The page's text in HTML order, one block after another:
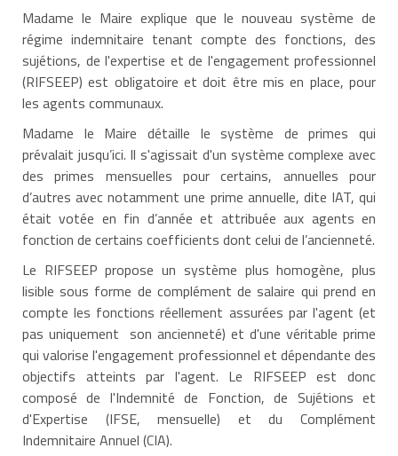
Madame le Maire explique que le nouveau système de
régime indemnitaire tenant compte des fonctions, des
sujétions, de l'expertise et de l'engagement professionnel
(RIFSEEP) est obligatoire et doit être mis en place, pour
les agents communaux.
Madame le Maire détaille le système de primes qui
prévalait jusqu’ici. Il s'agissait d'un système complexe avec
des primes mensuelles pour certains, annuelles pour
d’autres avec notamment une prime annuelle, dite IAT, qui
était votée en fin d’année et attribuée aux agents en
fonction de certains coefficients dont celui de l’ancienneté.
Le RIFSEEP propose un système plus homogène, plus
lisible sous forme de complément de salaire qui prend en
compte les fonctions réellement assurées par l'agent (et
pas uniquement son ancienneté) et d'une véritable prime
qui valorise l'engagement professionnel et dépendante des
objectifs atteints par l'agent. Le RIFSEEP est donc
composé de l'Indemnité de Fonction, de Sujétions et
d'Expertise (IFSE, mensuelle) et du Complément
Indemnitaire Annuel (CIA).